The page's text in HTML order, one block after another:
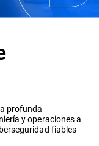
profunda
y operaciones a
fiables